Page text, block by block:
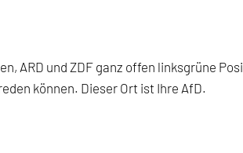
ARD und ZDF ganz offen linksgrüne
können. Dieser Ort ist Ihre AfD.